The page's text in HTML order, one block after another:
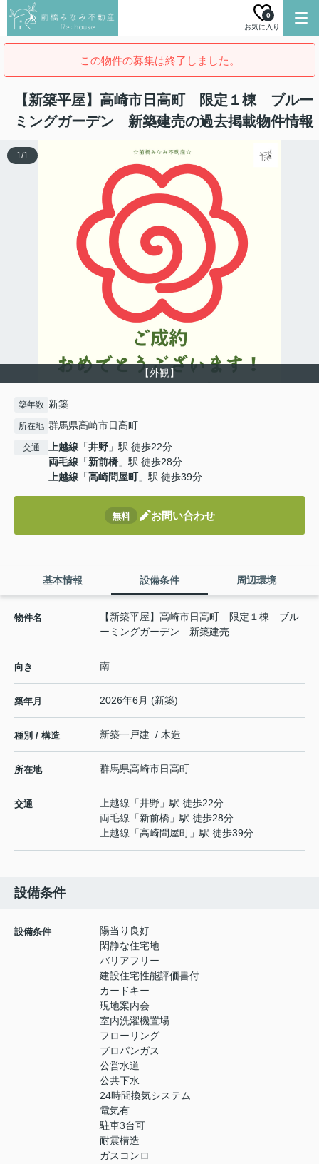
お気に入り
0
この物件の募集は終了しました。
【新築平屋】高崎市日高町 限定１棟 ブルー
ミングガーデン 新築建売の過去掲載物件情報
【外観】
1/1
築年数 新築
所在地 群馬県高崎市日高町
交通 上越線 「井野 」駅 徒歩22分
両毛線 「新前橋 」駅 徒歩28分
上越線 「高崎問屋町」駅 徒歩39分
無料 お問い合わせ
基本情報 設備条件 周辺環境
物件名
【新築平屋】高崎市日高町 限定１棟 ブル
ーミングガーデン 新築建売
向き 南
築年月 2026年6月 (新築)
種別 / 構造 新築一戸建 / 木造
所在地 群馬県高崎市日高町
交通 上越線 「井野 」駅 徒歩22分
両毛線 「新前橋 」駅 徒歩28分
上越線 「高崎問屋町 」駅 徒歩39分
設備条件
設備条件
陽当り良好
閑静な住宅地
バリアフリー
建設住宅性能評価書付
カードキー
現地案内会
室内洗濯機置場
フローリング
プロパンガス
公営水道
公共下水
24時間換気システム
電気有
駐車3台可
耐震構造
ガスコンロ